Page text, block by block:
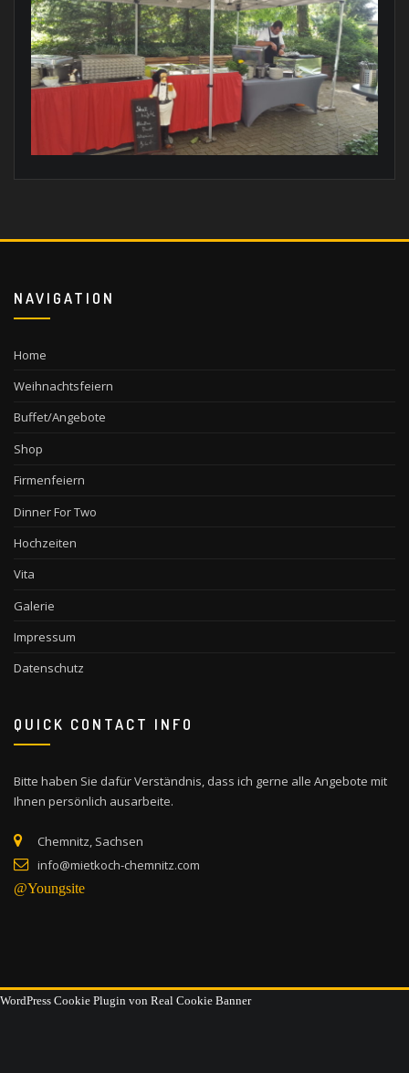
NAVIGATION
Home
Weihnachtsfeiern
Buffet/Angebote
Shop
Firmenfeiern
Dinner For Two
Hochzeiten
Vita
Galerie
Impressum
Datenschutz
QUICK CONTACT INFO
Bitte haben Sie dafür Verständnis, dass ich gerne alle Angebote mit
Ihnen persönlich ausarbeite.
Chemnitz, Sachsen
info@mietkoch-chemnitz.com
@Youngsite
WordPress Cookie Plugin von Real Cookie Banner